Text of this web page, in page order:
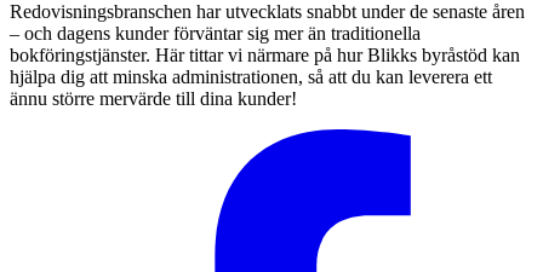
Redovisningsbranschen har utvecklats snabbt under de senaste åren
– och dagens kunder förväntar sig mer än traditionella
bokföringstjänster. Här tittar vi närmare på hur Blikks byråstöd kan
hjälpa dig att minska administrationen, så att du kan leverera ett
ännu större mervärde till dina kunder!